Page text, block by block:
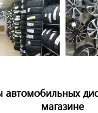
автомобильных
магазине